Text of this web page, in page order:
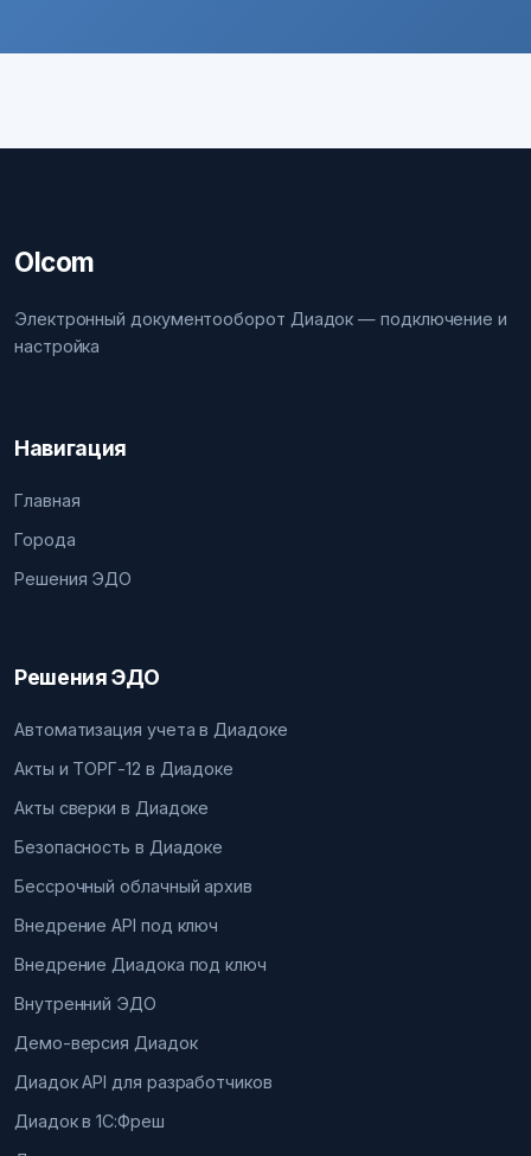
Olcom
Электронный документооборот Диадок — подключение и
настройка
Навигация
Главная
Города
Решения ЭДО
Решения ЭДО
Автоматизация учета в Диадоке
Акты и ТОРГ-12 в Диадоке
Акты сверки в Диадоке
Безопасность в Диадоке
Бессрочный облачный архив
Внедрение API под ключ
Внедрение Диадока под ключ
Внутренний ЭДО
Демо-версия Диадок
Диадок API для разработчиков
Диадок в 1С:Фреш